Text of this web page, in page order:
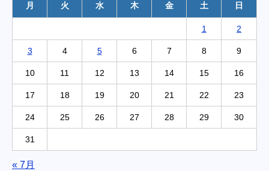
月
火 水 木 金 土 日
1 2
3 4 5 6 7 8 9
10 11 12 13 14 15 16
17 18 19 20 21 22 23
24 25 26 27 28 29 30
31
« 7月